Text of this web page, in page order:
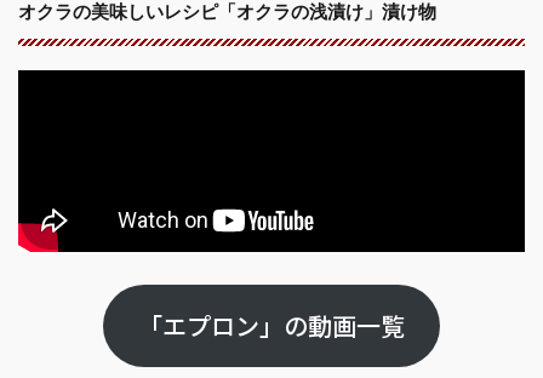
オクラの美味しいレシピ「オクラの浅漬け」漬け物
「エプロン」の動画一覧